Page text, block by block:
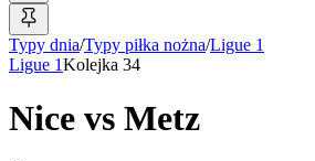
Typy dnia/Typy piłka nożna/Ligue 1
Ligue 1Kolejka 34
Nice vs Metz